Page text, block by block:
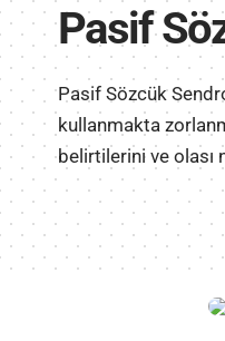
Pasif
Pasif Sözcük
kullanmakta
belirtilerini ve olası